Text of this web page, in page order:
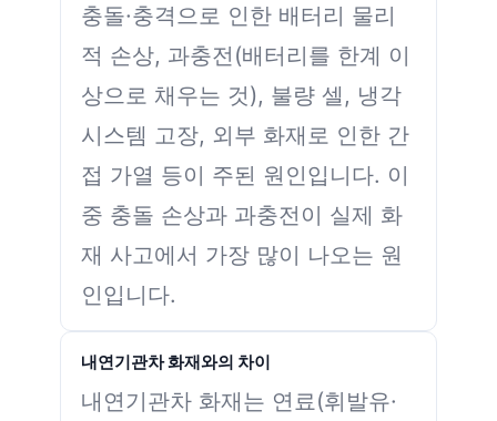
충돌·충격으로 인한 배터리 물리
적 손상, 과충전(배터리를 한계 이
상으로 채우는 것), 불량 셀, 냉각
시스템 고장, 외부 화재로 인한 간
접 가열 등이 주된 원인입니다. 이
중 충돌 손상과 과충전이 실제 화
재 사고에서 가장 많이 나오는 원
인입니다.
내연기관차 화재와의 차이
내연기관차 화재는 연료(휘발유·